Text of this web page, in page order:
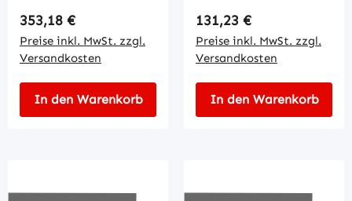
Regulärer Preis:
353,18 €
Preise inkl. MwSt. zzgl.
Versandkosten
In den Warenkorb
Regulärer Preis:
131,23 €
Preise inkl. MwSt. zzgl.
Versandkosten
In den Warenkorb